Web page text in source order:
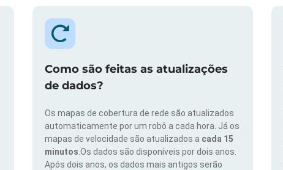
Como são feitas as atualizações
de dados?
Os mapas de cobertura de rede são atualizados
automaticamente por um robô a cada hora. Já os
mapas de velocidade são atualizados a cada 15
minutos .Os dados são disponíveis por dois anos.
Após dois anos, os dados mais antigos serão